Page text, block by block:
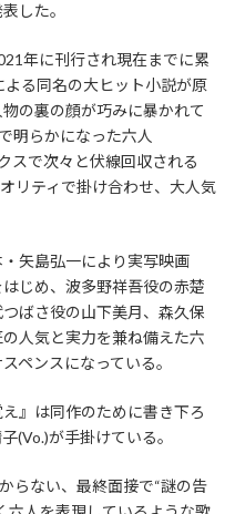
した。
年に刊行され現在までに累
る同名の大ヒット小説が原
の裏の顔が巧みに暴かれて
明らかになった六人
スで次々と伏線回収される
リティで掛け合わせ、大人気
矢島弘一により実写映画
じめ、波多野祥吾役の赤楚
ばさ役の山下美月、森久保
人気と実力を兼ね備えた六
ペンスになっている。
』は同作のために書き下ろ
(Vo.)が手掛けている。
らない、最終面接で“謎の告